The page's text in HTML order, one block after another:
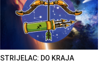
STRIJELAC: DO KRAJA